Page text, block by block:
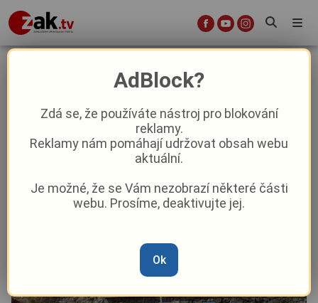
Chebské dvorky jsou zpět.
Historické centrum ožije uměním,
hudbou i filmem.
Aktuality Kultura Z kraje
David Černý–3. 6.|07:55
AdBlock?
Zdá se, že používáte nástroj pro blokování
reklamy.
Reklamy nám pomáhají udržovat obsah webu
aktuální.
Je možné, že se Vám nezobrazí některé části
webu. Prosíme, deaktivujte jej.
Ok